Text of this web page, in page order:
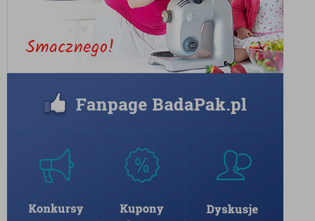
wygląd i egzotyczny skład sprawiają, że jest
to gotowy pomysł na prezent dla bliskiej
Dekoracja deserów:
Umieść truskawkę z
Ube na szczycie tortu, bezy czy pucharu
lodowego, aby nadać im nowoczesnego,
luksusowego sznytu.
Dodatek do słodkich śniadań:
pokruszonych owoców w czekoladzie
zmieni zwykłą owsiankę w wykwintne
Produkty BadaPak są starannie selekcjonowane i
pakowane w warunkach gwarantujących ich
maksymalną świeżość. Truskawki liofilizowane w
czekoladzie z Ube chronimy przed wilgocią, aby ich